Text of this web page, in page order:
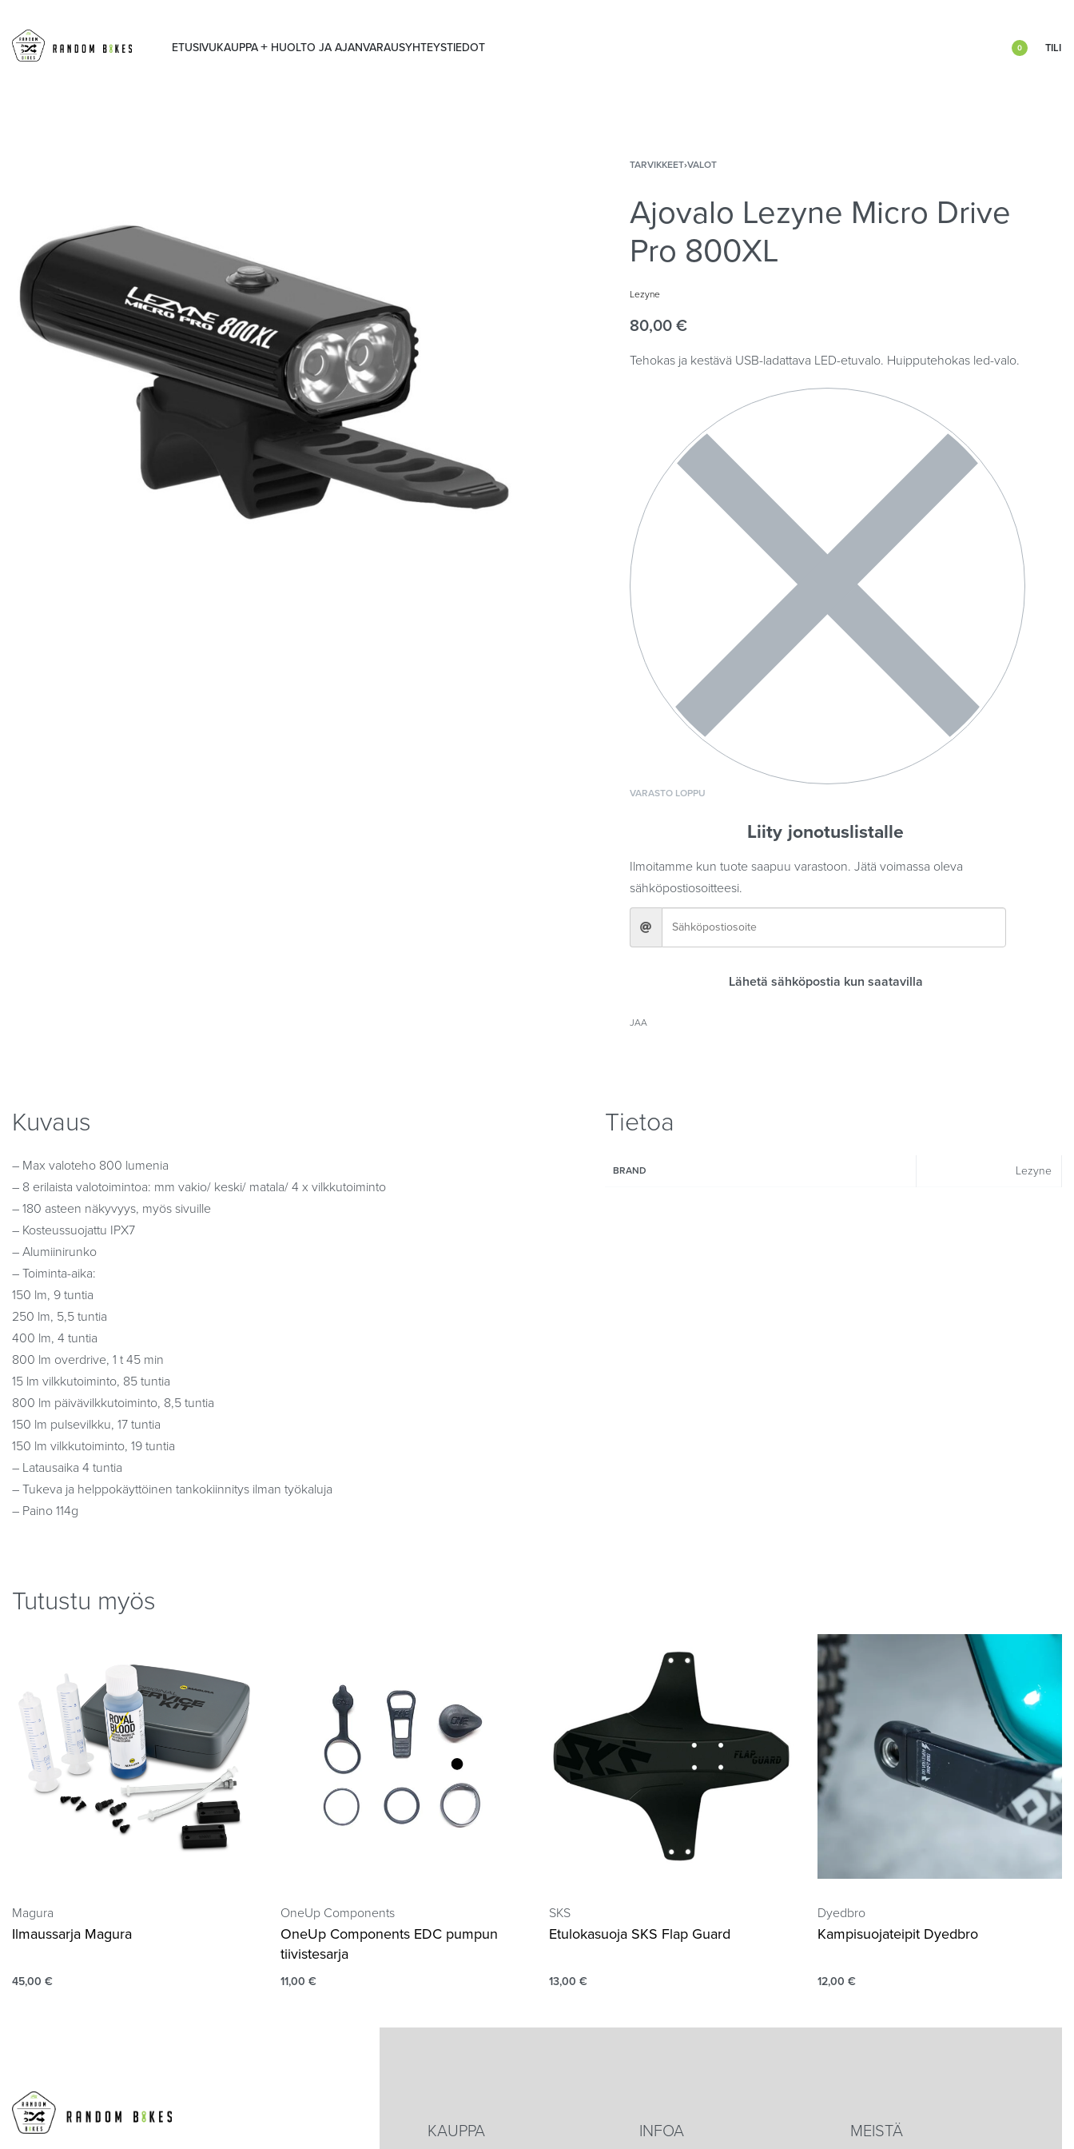
ETUSIVUKAUPPA HUOLTO JA AJANVARAUSYHTEYSTIEDOT 0 TILI
TARVIKKEET›VALOT
Ajovalo Lezyne Micro Drive
Pro 800XL
Lezyne
80,00 €
Tehokas ja kestävä USB-ladattava LED-etuvalo. Huipputehokas led-valo.
VARASTO LOPPU
Liity jonotuslistalle
Ilmoitamme kun tuote saapuu varastoon. Jätä voimassa oleva
sähköpostiosoitteesi.
Lähetä sähköpostia kun saatavilla
JAA
Kuvaus
– Max valoteho 800 lumenia
– 8 erilaista valotoimintoa: mm vakio/ keski/ matala/ 4 x vilkkutoiminto
– 180 asteen näkyvyys, myös sivuille
– Kosteussuojattu IPX7
– Alumiinirunko
– Toiminta-aika:
150 lm, 9 tuntia
250 lm, 5,5 tuntia
400 lm, 4 tuntia
800 lm overdrive, 1 t 45 min
15 lm vilkkutoiminto, 85 tuntia
800 lm päivävilkkutoiminto, 8,5 tuntia
150 lm pulsevilkku, 17 tuntia
150 lm vilkkutoiminto, 19 tuntia
– Latausaika 4 tuntia
– Tukeva ja helppokäyttöinen tankokiinnitys ilman työkaluja
– Paino 114g
Tietoa
BRAND Lezyne
Tutustu myös
Magura
Ilmaussarja Magura
45,00 €
OneUp Components
OneUp Components EDC pumpun
tiivistesarja
11,00 €
SKS
Etulokasuoja SKS Flap Guard
13,00 €
Dyedbro
Kampisuojateipit Dyedbro
12,00 €
KAUPPA INFOA MEISTÄ